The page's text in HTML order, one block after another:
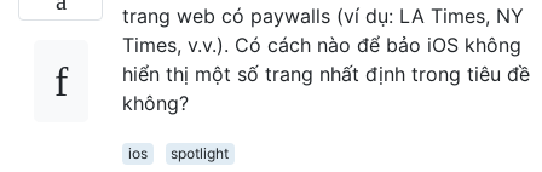
trang web có paywalls (ví dụ: LA Times, NY
Times, v.v.). Có cách nào để bảo iOS không
hiển thị một số trang nhất định trong tiêu đề
không?
ios
spotlight